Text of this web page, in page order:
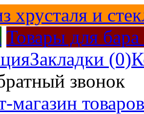
хрусталя и
Товары для бара
Закладки (0)
звонок
магазин